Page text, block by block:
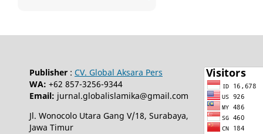
Publisher: CV. Global Aksara Pers
WA: +62 857-3256-9344
Email: jurnal.globalislamika@gmail.com
Jl. Wonocolo Utara Gang V/18, Surabaya,
Jawa Timur